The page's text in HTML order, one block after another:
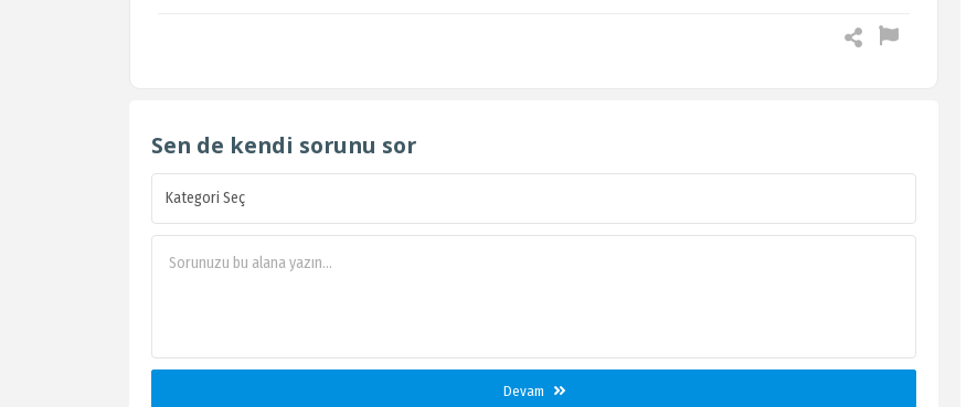
Sen de kendi sorunu sor
Devam